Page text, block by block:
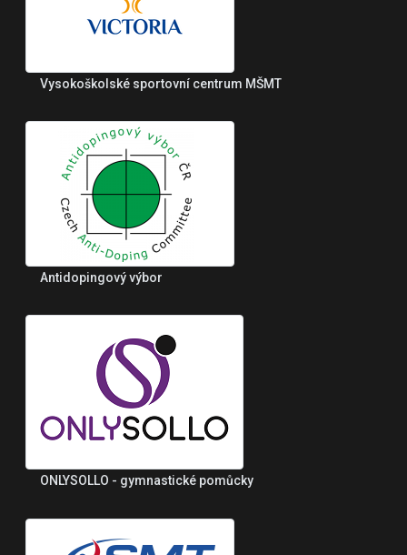
Vysokoškolské sportovní centrum MŠMT
Antidopingový výbor
ONLYSOLLO - gymnastické pomůcky